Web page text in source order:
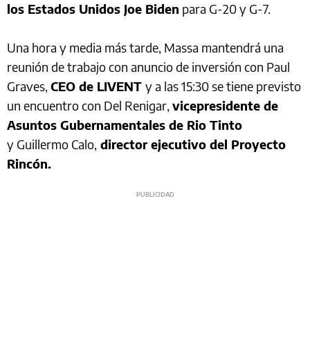
los Estados Unidos Joe Biden para G-20 y G-7.
Una hora y media más tarde, Massa mantendrá una
reunión de trabajo con anuncio de inversión con Paul
Graves, CEO de LIVENT y a las 15:30 se tiene previsto
un encuentro con Del Renigar, vicepresidente de
Asuntos Gubernamentales de Rio Tinto
y Guillermo Calo, director ejecutivo del Proyecto
Rincón.